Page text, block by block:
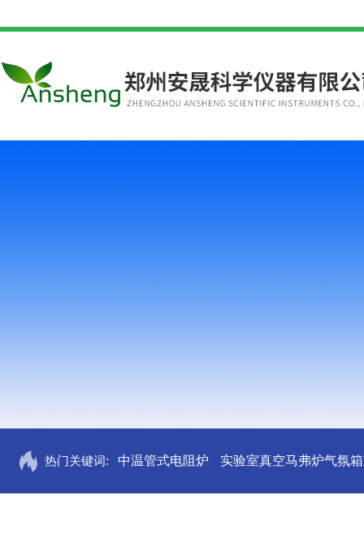
热门关键词: 中温管式电阻炉 实验室真空马弗炉气氛